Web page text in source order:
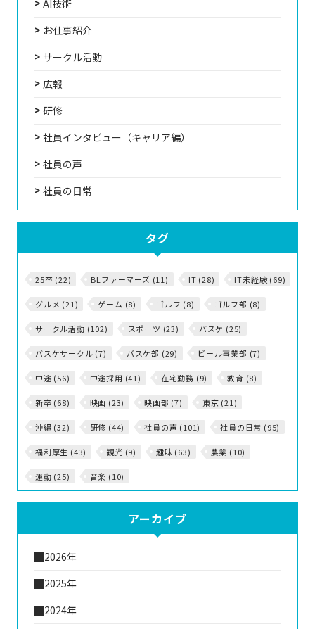
AI技術
お仕事紹介
サークル活動
広報
研修
社員インタビュー（キャリア編）
社員の声
社員の日常
タグ
25卒 (22) BLファーマーズ (11) IT (28) IT未経験 (69)
グルメ (21) ゲーム (8) ゴルフ (8) ゴルフ部 (8)
サークル活動 (102) スポーツ (23) バスケ (25)
バスケサークル (7) バスケ部 (29) ビール事業部 (7)
中途 (56) 中途採用 (41) 在宅勤務 (9) 教育 (8)
新卒 (68) 映画 (23) 映画部 (7) 東京 (21)
沖縄 (32) 研修 (44) 社員の声 (101) 社員の日常 (95)
福利厚生 (43) 観光 (9) 趣味 (63) 農業 (10)
運動 (25) 音楽 (10)
アーカイブ
2026年
2025年
2024年